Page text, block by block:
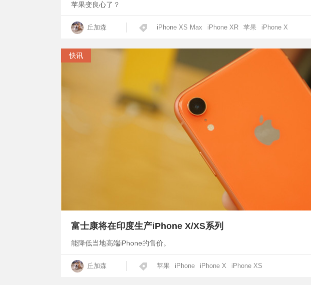
苹果变良心了？
丘加森 iPhone XS Max iPhone XR 苹果 iPhone X
快讯
富士康将在印度生产iPhone X/XS系列
能降低当地高端iPhone的售价。
丘加森 苹果 iPhone iPhone X iPhone XS